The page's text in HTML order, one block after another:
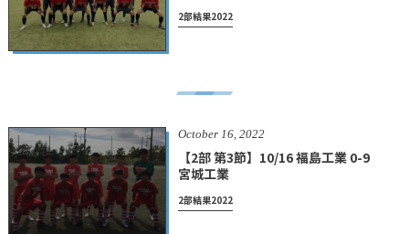
2部結果2022
October 16,2022
【2部 第3節】10/16 福島工業 0-9
宮城工業
2部結果2022